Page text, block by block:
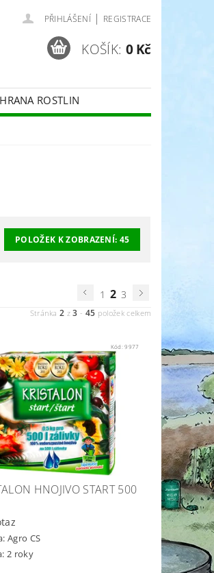
PŘIHLÁŠENÍ | REGISTRACE
KOŠÍK: 0 Kč
ROSTLIN
POLOŽEK K ZOBRAZENÍ: 45
1 2 3
Stránka2 z3 - 45 položek celkem
Kód:9977
HNOJIVO START 500
Agro CS
2 roky